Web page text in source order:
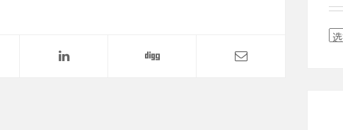
归